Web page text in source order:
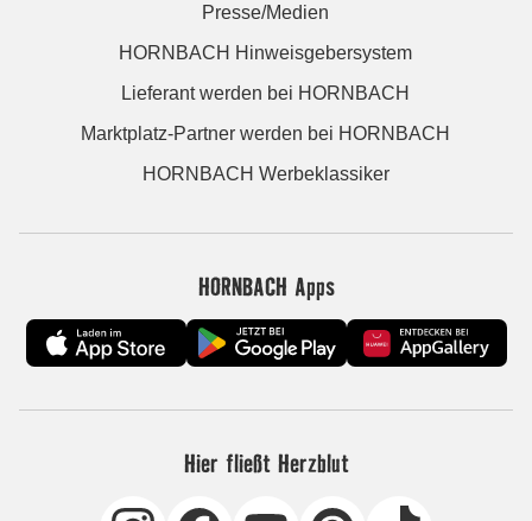
Presse/Medien
HORNBACH Hinweisgebersystem
Lieferant werden bei HORNBACH
Marktplatz-Partner werden bei HORNBACH
HORNBACH Werbeklassiker
HORNBACH Apps
Hier fließt Herzblut